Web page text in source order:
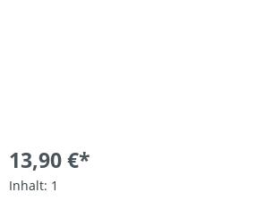
13,90 €*
Inhalt: 1